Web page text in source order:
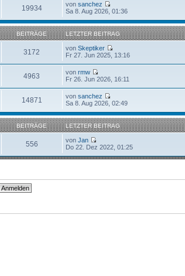
19934 vonsanchez
Sa 8. Aug 2026, 01:36
BEITRÄGE LETZTER BEITRAG
3172 vonSkeptiker
Fr 27. Jun 2025, 13:16
4963 vonrmw
Fr 26. Jun 2026, 16:11
14871 vonsanchez
Sa 8. Aug 2026, 02:49
BEITRÄGE LETZTER BEITRAG
556 vonJan
Do 22. Dez 2022, 01:25